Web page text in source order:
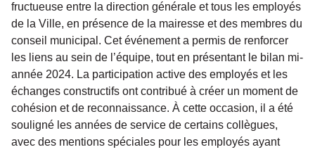
fructueuse entre la direction générale et tous les employés
de la Ville, en présence de la mairesse et des membres du
conseil municipal. Cet événement a permis de renforcer
les liens au sein de l’équipe, tout en présentant le bilan mi-
année 2024. La participation active des employés et les
échanges constructifs ont contribué à créer un moment de
cohésion et de reconnaissance. À cette occasion, il a été
souligné les années de service de certains collègues,
avec des mentions spéciales pour les employés ayant